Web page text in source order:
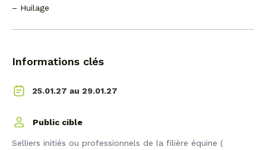
– Huilage
Informations clés
25.01.27 au 29.01.27
Public cible
Selliers initiés ou professionnels de la filière équine (